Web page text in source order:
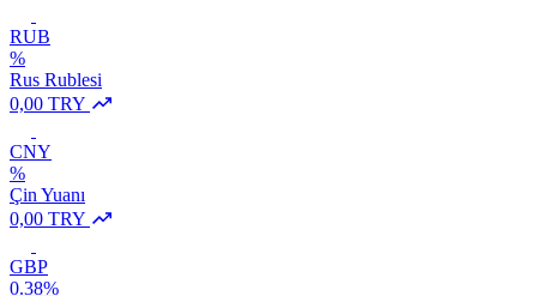
RUB
%
Rus Rublesi
0,00 TRY
CNY
%
Çin Yuanı
0,00 TRY
GBP
0.38%